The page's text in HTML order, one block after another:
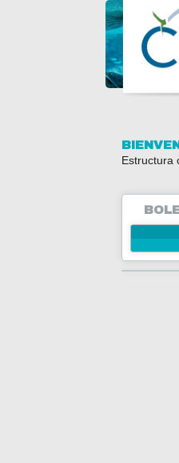
Estructura